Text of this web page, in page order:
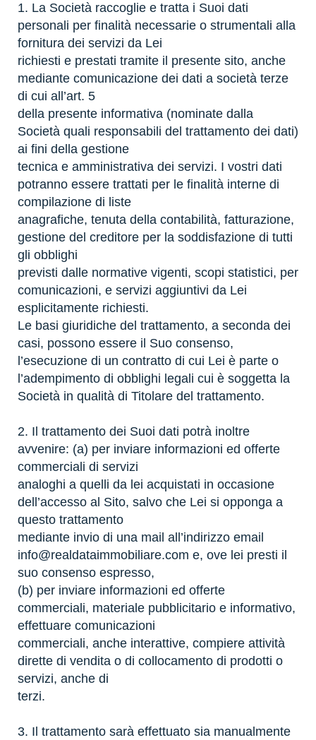
1. La Società raccoglie e tratta i Suoi dati
personali per finalità necessarie o strumentali alla
fornitura dei servizi da Lei
richiesti e prestati tramite il presente sito, anche
mediante comunicazione dei dati a società terze
di cui all’art. 5
della presente informativa (nominate dalla
Società quali responsabili del trattamento dei dati)
ai fini della gestione
tecnica e amministrativa dei servizi. I vostri dati
potranno essere trattati per le finalità interne di
compilazione di liste
anagrafiche, tenuta della contabilità, fatturazione,
gestione del creditore per la soddisfazione di tutti
gli obblighi
previsti dalle normative vigenti, scopi statistici, per
comunicazioni, e servizi aggiuntivi da Lei
esplicitamente richiesti.
Le basi giuridiche del trattamento, a seconda dei
casi, possono essere il Suo consenso,
l’esecuzione di un contratto di cui Lei è parte o
l’adempimento di obblighi legali cui è soggetta la
Società in qualità di Titolare del trattamento.
2. Il trattamento dei Suoi dati potrà inoltre
avvenire: (a) per inviare informazioni ed offerte
commerciali di servizi
analoghi a quelli da lei acquistati in occasione
dell’accesso al Sito, salvo che Lei si opponga a
questo trattamento
mediante invio di una mail all’indirizzo email
info@realdataimmobiliare.com e, ove lei presti il
suo consenso espresso,
(b) per inviare informazioni ed offerte
commerciali, materiale pubblicitario e informativo,
effettuare comunicazioni
commerciali, anche interattive, compiere attività
dirette di vendita o di collocamento di prodotti o
servizi, anche di
terzi.
3. Il trattamento sarà effettuato sia manualmente